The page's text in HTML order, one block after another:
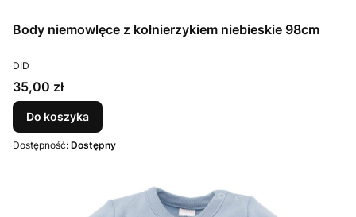
Body niemowlęce z kołnierzykiem niebieskie 98cm
PRODUCENT
DID
Cena
35,00 zł
Do koszyka
Dostępność: Dostępny